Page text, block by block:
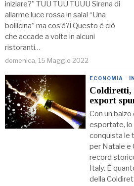
iniziare?” TUU TUU TUUU Sirena di
allarme luce rossa in sala! “Una
bollicina” ma cos’è?! Questo è ciò
che accade a volte in alcuni
ristoranti…
domenica, 15 Maggio 2022
ECONOMIA ·
Coldiretti,
export
Con un
esportate, lo
conquista le
per Natale e
record
Italy. È
della